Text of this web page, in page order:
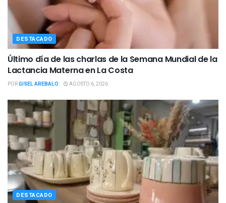
DESTACADO
Último día de las charlas de la Semana Mundial de la
Lactancia Materna en La Costa
PORGISEL AREBALO AGOSTO 6, 2026
DESTACADO